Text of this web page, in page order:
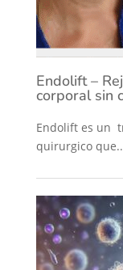
Endolift –
corporal sin
Endolift es un
quirurgico